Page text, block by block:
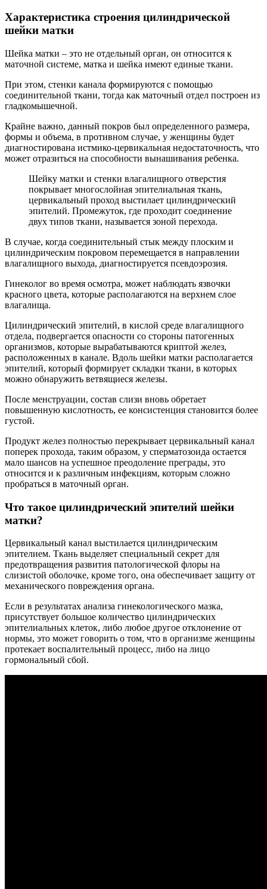
Характеристика строения цилиндрической
шейки матки
Шейка матки – это не отдельный орган, он относится к
маточной системе, матка и шейка имеют единые ткани.
При этом, стенки канала формируются с помощью
соединительной ткани, тогда как маточный отдел построен из
гладкомышечной.
Крайне важно, данный покров был определенного размера,
формы и объема, в противном случае, у женщины будет
диагностирована истмико-цервикальная недостаточность, что
может отразиться на способности вынашивания ребенка.
Шейку матки и стенки влагалищного отверстия
покрывает многослойная эпителиальная ткань,
цервикальный проход выстилает цилиндрический
эпителий. Промежуток, где проходит соединение
двух типов ткани, называется зоной перехода.
В случае, когда соединительный стык между плоским и
цилиндрическим покровом перемещается в направлении
влагалищного выхода, диагностируется псевдоэрозия.
Гинеколог во время осмотра, может наблюдать язвочки
красного цвета, которые располагаются на верхнем слое
влагалища.
Цилиндрический эпителий, в кислой среде влагалищного
отдела, подвергается опасности со стороны патогенных
организмов, которые вырабатываются криптой желез,
расположенных в канале. Вдоль шейки матки располагается
эпителий, который формирует складки ткани, в которых
можно обнаружить ветвящиеся железы.
После менструации, состав слизи вновь обретает
повышенную кислотность, ее консистенция становится более
густой.
Продукт желез полностью перекрывает цервикальный канал
поперек прохода, таким образом, у сперматозоида остается
мало шансов на успешное преодоление преграды, это
относится и к различным инфекциям, которым сложно
пробраться в маточный орган.
Что такое цилиндрический эпителий шейки
матки?
Цервикальный канал выстилается цилиндрическим
эпителием. Ткань выделяет специальный секрет для
предотвращения развития патологической флоры на
слизистой оболочке, кроме того, она обеспечивает защиту от
механического повреждения органа.
Если в результатах анализа гинекологического мазка,
присутствует большое количество цилиндрических
эпителиальных клеток, либо любое другое отклонение от
нормы, это может говорить о том, что в организме женщины
протекает воспалительный процесс, либо на лицо
гормональный сбой.